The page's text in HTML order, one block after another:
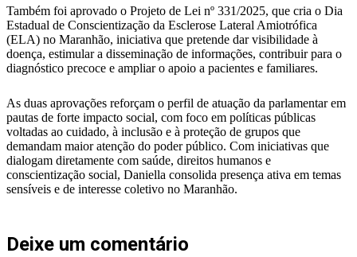
Também foi aprovado o Projeto de Lei nº 331/2025, que cria o Dia
Estadual de Conscientização da Esclerose Lateral Amiotrófica
(ELA) no Maranhão, iniciativa que pretende dar visibilidade à
doença, estimular a disseminação de informações, contribuir para o
diagnóstico precoce e ampliar o apoio a pacientes e familiares.
As duas aprovações reforçam o perfil de atuação da parlamentar em
pautas de forte impacto social, com foco em políticas públicas
voltadas ao cuidado, à inclusão e à proteção de grupos que
demandam maior atenção do poder público. Com iniciativas que
dialogam diretamente com saúde, direitos humanos e
conscientização social, Daniella consolida presença ativa em temas
sensíveis e de interesse coletivo no Maranhão.
Deixe um comentário